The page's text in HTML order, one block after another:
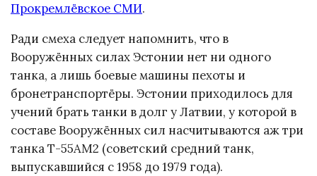
Прокремлёвское СМИ.
Ради смеха следует напомнить, что в
Вооружённых силах Эстонии нет ни одного
танка, а лишь боевые машины пехоты и
бронетранспортёры. Эстонии приходилось для
учений брать танки в долг у Латвии, у которой в
составе Вооружённых сил насчитываются аж три
танка Т-55АМ2 (советский средний танк,
выпускавшийся с 1958 до 1979 года).